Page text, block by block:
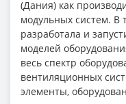
(Дания) как
модульных систем. В
разработала и
моделей
весь спектр
вентиляционных
элементы,